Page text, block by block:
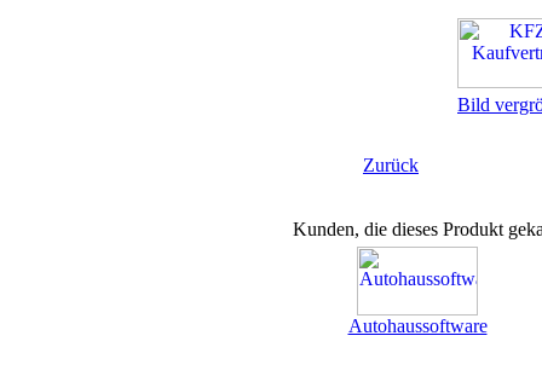
Bild
Zurück
Kunden, die dieses Produkt
Autohaussoftware